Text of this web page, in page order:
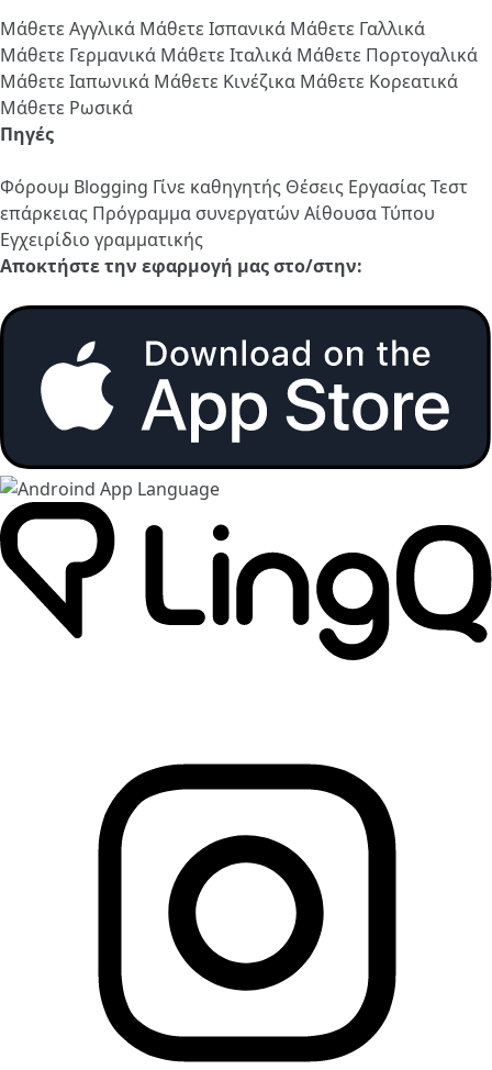
Μάθετε Αγγλικά Μάθετε Ισπανικά Μάθετε Γαλλικά
Μάθετε Γερμανικά Μάθετε Ιταλικά Μάθετε Πορτογαλικά
Μάθετε Ιαπωνικά Μάθετε Κινέζικα Μάθετε Κορεατικά
Μάθετε Ρωσικά
Πηγές
Φόρουμ Blogging Γίνε καθηγητής Θέσεις ΕργασίαςΤεστ
επάρκειας Πρόγραμμα συνεργατών Αίθουσα Τύπου
Εγχειρίδιο γραμματικής
Αποκτήστε την εφαρμογή μας στο/στην: